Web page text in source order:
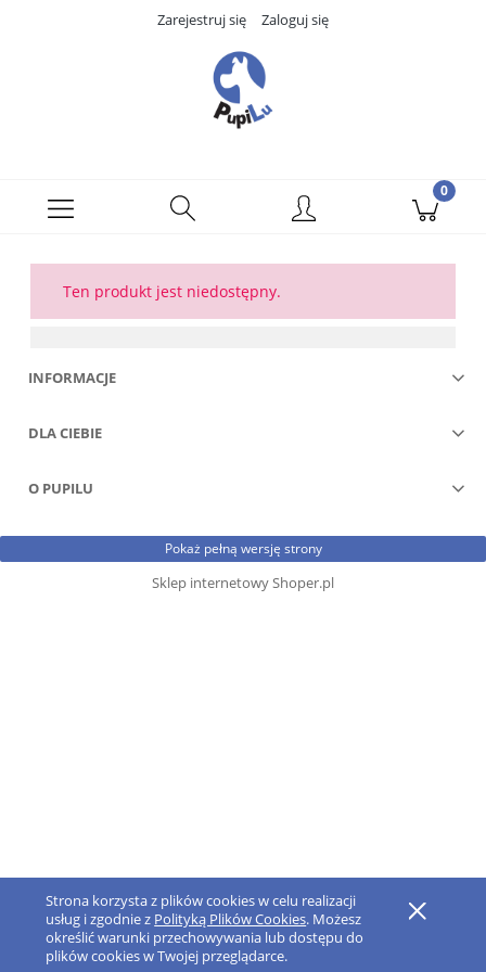
Strona korzysta z plików cookies w celu realizacji
usług i zgodnie z Polityką Plików Cookies. Możesz
określić warunki przechowywania lub dostępu do
plików cookies w Twojej przeglądarce.
Zarejestruj się Zaloguj się
Ten produkt jest niedostępny.
INFORMACJE
DLA CIEBIE
O PUPILU
Pokaż pełną wersję strony
Sklep internetowy Shoper.pl